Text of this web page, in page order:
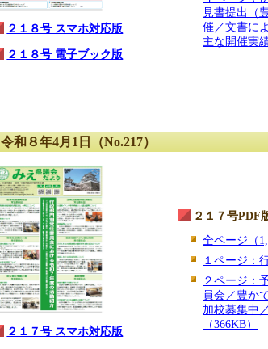
２１８号 スマホ対応版
２１８号 電子ブック版
見書提出（
催／文書に
主な開催実
令和８年4月1日（No.217）
２１７号 スマホ対応版
２１７号PDF
全ページ（
１ページ：
２ページ：
員会／豊か
加校募集中
（366KB）